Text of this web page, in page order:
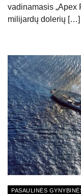
vadinamasis „Apex
milijardų dolerių […]
PASAULINĖS